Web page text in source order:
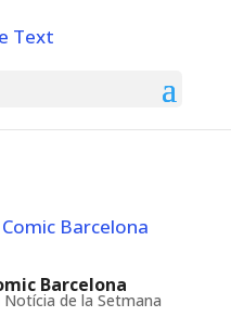
Barcelona
Notícia de la Setmana